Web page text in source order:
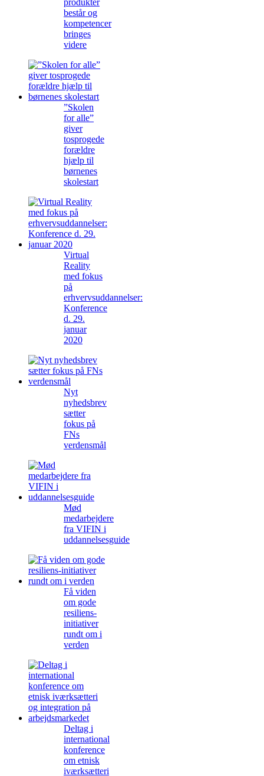
produkter
består og
kompetencer
bringes
videre
”Skolen
for alle”
giver
tosprogede
forældre
hjælp til
børnenes
skolestart
Virtual
Reality
med fokus
på
erhvervsuddannelser:
Konference
d. 29.
januar
2020
Nyt
nyhedsbrev
sætter
fokus på
FNs
verdensmål
Mød
medarbejdere
fra VIFIN i
uddannelsesguide
Få viden
om gode
resiliens-
initiativer
rundt om i
verden
Deltag i
international
konference
om etnisk
iværksætteri